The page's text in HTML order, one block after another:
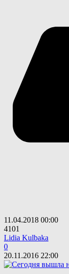
11.04.2018 00:00
4101
Lidia Kulbaka
0
20.11.2016 22:00